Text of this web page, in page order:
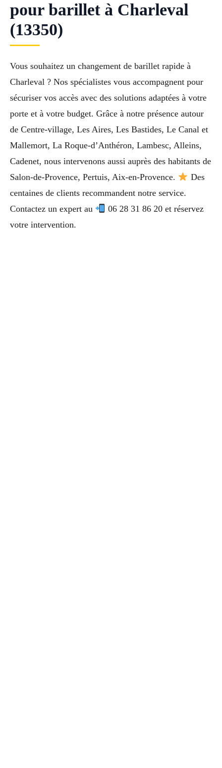
pour barillet à Charleval
(13350)
Vous souhaitez un changement de barillet rapide à
Charleval ? Nos spécialistes vous accompagnent pour
sécuriser vos accès avec des solutions adaptées à votre
porte et à votre budget. Grâce à notre présence autour
de Centre-village, Les Aires, Les Bastides, Le Canal et
Mallemort, La Roque-d’Anthéron, Lambesc, Alleins,
Cadenet, nous intervenons aussi auprès des habitants de
Salon-de-Provence, Pertuis, Aix-en-Provence.
Des
centaines de clients recommandent notre service.
Contactez un expert au
06 28 31 86 20 et réservez
votre intervention.